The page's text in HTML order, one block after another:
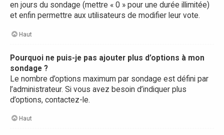
en jours du sondage (mettre « 0 » pour une durée illimitée)
et enfin permettre aux utilisateurs de modifier leur vote.
Haut
Pourquoi ne puis-je pas ajouter plus d’options à mon
sondage ?
Le nombre d’options maximum par sondage est défini par
l’administrateur. Si vous avez besoin d’indiquer plus
d’options, contactez-le.
Haut